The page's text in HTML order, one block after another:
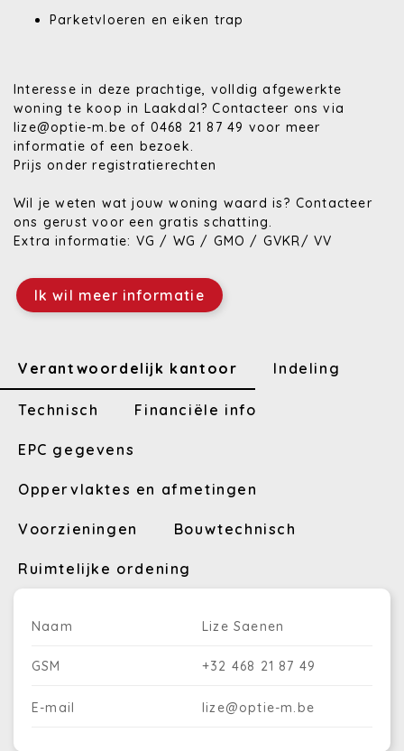
Parketvloeren en eiken trap
Interesse in deze prachtige, volldig afgewerkte
woning te koop in Laakdal? Contacteer ons via
lize@optie-m.be of 0468 21 87 49 voor meer
informatie of een bezoek.
Prijs onder registratierechten
Wil je weten wat jouw woning waard is? Contacteer
ons gerust voor een gratis schatting.
Extra informatie: VG / WG / GMO / GVKR/ VV
Ik wil meer informatie
Verantwoordelijk kantoor Indeling
Technisch Financiële info
EPC gegevens
Oppervlaktes en afmetingen
Voorzieningen Bouwtechnisch
Ruimtelijke ordening
Naam Lize Saenen
GSM +32 468 21 87 49
E-mail lize@optie-m.be